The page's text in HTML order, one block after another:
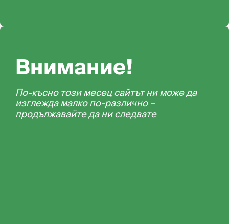
Внимание!
По-късно този месец сайтът ни може да
изглежда малко по-различно –
продължавайте да ни следвате